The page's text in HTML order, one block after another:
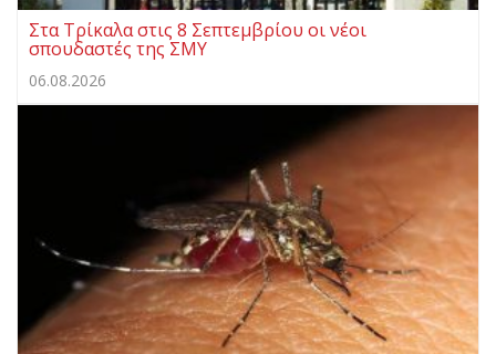
Στα Τρίκαλα στις 8 Σεπτεμβρίου οι νέοι
σπουδαστές της ΣΜΥ
06.08.2026